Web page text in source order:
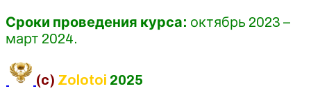
Сроки проведения курса: октябрь 2023 –
март 2024.
(c) Zolotoi 2025